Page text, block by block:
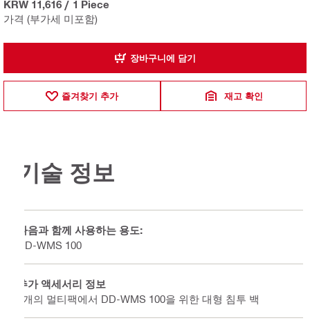
가격 (부가세 미포함)
KRW 11,616 / 1 Piece
장바구니에 담기
즐겨찾기 추가 재고 확인
기술 정보
다음과 함께 사용하는 용도:
DD-WMS 100
추가 액세서리 정보
5개의 멀티팩에서 DD-WMS 100을 위한 대형 침투 백